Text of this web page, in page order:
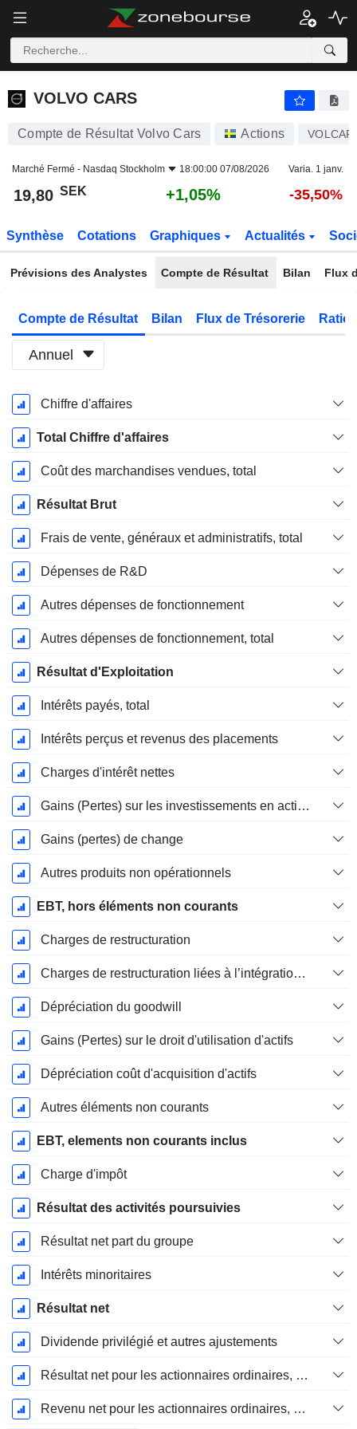
VOLVO CARS
VOLVO CARS
Compte de Résultat Volvo Cars Actions VOLCAR
Marché Fermé - Nasdaq Stockholm 18:00:00 07/08/2026 Varia. 1 janv.
19,80 SEK +1,05% -35,50%
Synthèse Cotations Graphiques Actualités
Prévisions des Analystes Compte de Résultat Bilan Flux
Compte de Résultat Bilan Flux de Trésorerie
Annuel
Période
Fiscale:
Décembre
Chiffre d'affaires
Total Chiffre d'affaires
Coût des marchandises vendues, total
Résultat Brut
Frais de vente, généraux et administratifs, total
Dépenses de R&D
Autres dépenses de fonctionnement
Autres dépenses de fonctionnement, total
Résultat d'Exploitation
Intérêts payés, total
Intérêts perçus et revenus des placements
Charges d'intérêt nettes
Gains (Pertes) sur les investissements en actions
Gains (pertes) de change
Autres produits non opérationnels
EBT, hors éléments non courants
Charges de restructuration
Charges de restructuration liées à l’intégration d’une nouvelle activité (Fusions, Acquisitions)
Dépréciation du goodwill
Gains (Pertes) sur le droit d'utilisation d'actifs
Dépréciation coût d'acquisition d'actifs
Autres éléments non courants
EBT, elements non courants inclus
Charge d'impôt
Résultat des activités poursuivies
Résultat net part du groupe
Intérêts minoritaires
Résultat net
Dividende privilégié et autres ajustements
Résultat net pour les actionnaires ordinaires, éléments exceptionnels inclus.
Revenu net pour les actionnaires ordinaires, hors éléments exceptionnelsRésultat net pour les actionnaires ordinaires, éléments exceptionnels exclus.